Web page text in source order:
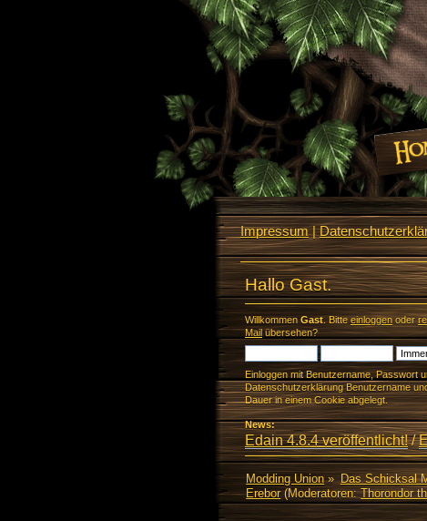
Impressum|
Hallo Gast.
Willkommen Gast. Bitte einloggenoder
Mailübersehen?
Einloggen mit Benutzername, Passwort
Datenschutzerklärung Benutzername
Dauer in einem Cookie abgelegt.
News:
Edain 4.8.4 veröffentlicht!/
Modding Union» Das Schicksal
Erebor(Moderatoren:Thorondor